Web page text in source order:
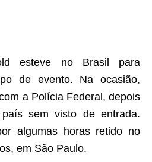
esteve no Brasil para
de evento. Na ocasião,
a Polícia Federal, depois
sem visto de entrada.
algumas horas retido no
em São Paulo.